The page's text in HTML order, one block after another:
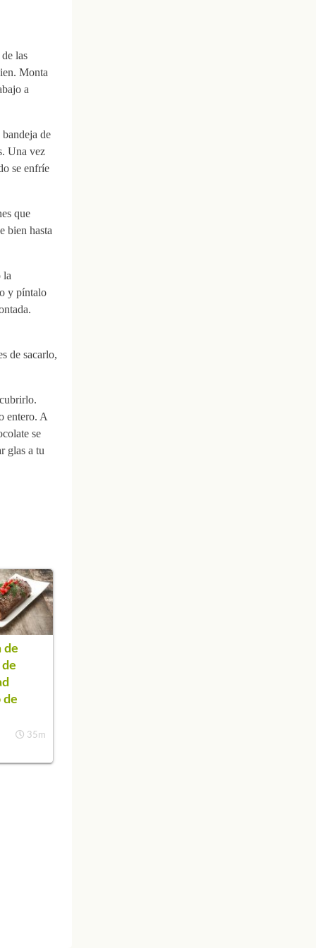
las
Monta
a
de
Una vez
se enfríe
que
bien hasta
la
y píntalo
de sacarlo,
entero. A
se
glas a tu
de
de
35m